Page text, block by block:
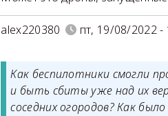
alex220380 пт, 19/08/2022 -
Как беспилотники смогли
и быть сбиты уже над их
соседних огородов? Как